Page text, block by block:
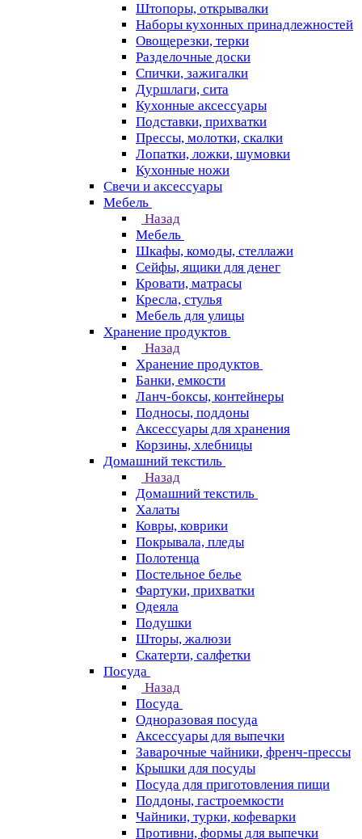
Штопоры, открывалки
Наборы кухонных принадлежностей
Овощерезки, терки
Разделочные доски
Спички, зажигалки
Дуршлаги, сита
Кухонные аксессуары
Подставки, прихватки
Прессы, молотки, скалки
Лопатки, ложки, шумовки
Кухонные ножи
Свечи и аксессуары
Мебель
Назад
Мебель
Шкафы, комоды, стеллажи
Сейфы, ящики для денег
Кровати, матрасы
Кресла, стулья
Мебель для улицы
Хранение продуктов
Назад
Хранение продуктов
Банки, емкости
Ланч-боксы, контейнеры
Подносы, поддоны
Аксессуары для хранения
Корзины, хлебницы
Домашний текстиль
Назад
Домашний текстиль
Халаты
Ковры, коврики
Покрывала, пледы
Полотенца
Постельное белье
Фартуки, прихватки
Одеяла
Подушки
Шторы, жалюзи
Скатерти, салфетки
Посуда
Назад
Посуда
Одноразовая посуда
Аксессуары для выпечки
Заварочные чайники, френч-прессы
Крышки для посуды
Посуда для приготовления пищи
Поддоны, гастроемкости
Чайники, турки, кофеварки
Противни, формы для выпечки